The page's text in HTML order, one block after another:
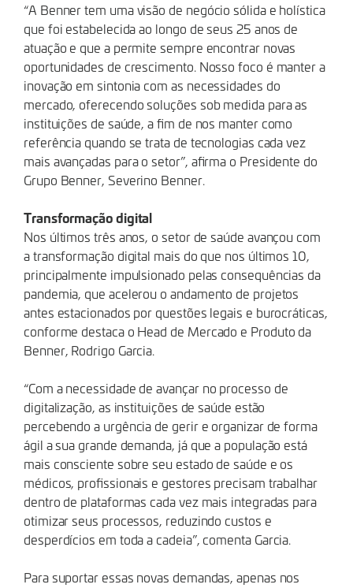
“A Benner tem uma visão de negócio sólida e holística
que foi estabelecida ao longo de seus 25 anos de
atuação e que a permite sempre encontrar novas
oportunidades de crescimento. Nosso foco é manter a
inovação em sintonia com as necessidades do
mercado, oferecendo soluções sob medida para as
instituições de saúde, a fim de nos manter como
referência quando se trata de tecnologias cada vez
mais avançadas para o setor”, afirma o Presidente do
Grupo Benner, Severino Benner.
Transformação digital
Nos últimos três anos, o setor de saúde avançou com
a transformação digital mais do que nos últimos 10,
principalmente impulsionado pelas consequências da
pandemia, que acelerou o andamento de projetos
antes estacionados por questões legais e burocráticas,
conforme destaca o Head de Mercado e Produto da
Benner, Rodrigo Garcia.
“Com a necessidade de avançar no processo de
digitalização, as instituições de saúde estão
percebendo a urgência de gerir e organizar de forma
ágil a sua grande demanda, já que a população está
mais consciente sobre seu estado de saúde e os
médicos, profissionais e gestores precisam trabalhar
dentro de plataformas cada vez mais integradas para
otimizar seus processos, reduzindo custos e
desperdícios em toda a cadeia”, comenta Garcia.
Para suportar essas novas demandas, apenas nos